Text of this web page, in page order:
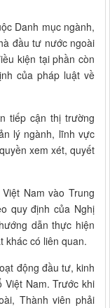
Danh mục ngành,
đầu tư nước ngoài
kiện tại phần còn
của pháp luật về
tiếp cận thị trường
lý ngành, lĩnh vực
xem xét, quyết
Nam vào Trung
quy định của Nghị
dẫn thực hiện
khác có liên quan.
động đầu tư, kinh
Việt Nam. Trước khi
Thành viên phải